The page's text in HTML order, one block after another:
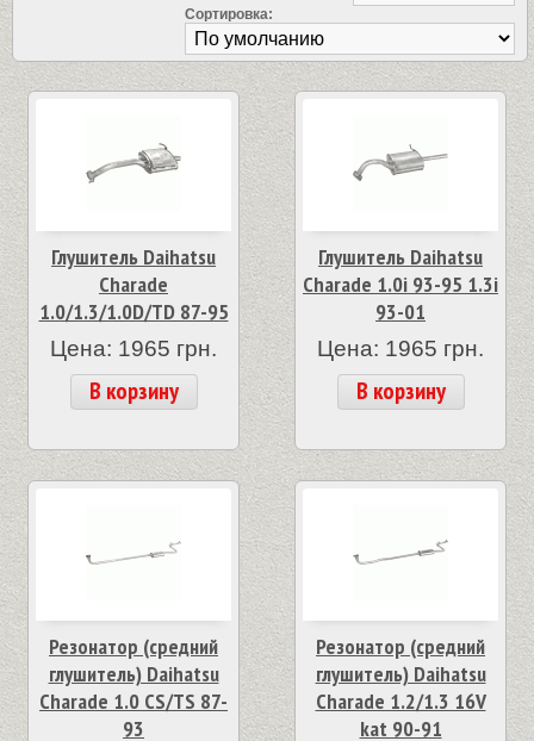
Сортировка:
Глушитель Daihatsu
Charade
1.0/1.3/1.0D/TD 87-95
Цена: 1965 грн.
В корзину
Глушитель Daihatsu
Charade 1.0i 93-95 1.3i
93-01
Цена: 1965 грн.
В корзину
Резонатор (средний
глушитель) Daihatsu
Charade 1.0 CS/TS 87-
93
Резонатор (средний
глушитель) Daihatsu
Charade 1.2/1.3 16V
kat 90-91